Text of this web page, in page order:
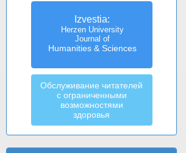
Izvestia:
Herzen University
Journal of
Humanities & Sciences
Обслуживание читателей
с ограниченными
возможностями
здоровья